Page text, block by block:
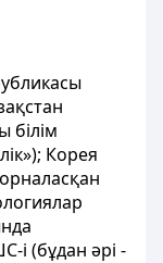
білім
Корея
і (бұдан әрі -